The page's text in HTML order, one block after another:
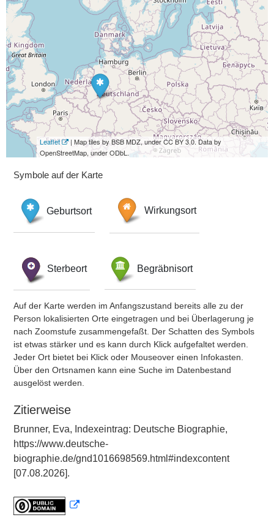
Leaflet
| Map tiles by BSB MDZ, under CC BY 3.0. Data by
OpenStreetMap, under ODbL.
Symbole auf der Karte
Geburtsort Wirkungsort
Sterbeort Begräbnisort
Auf der Karte werden im Anfangszustand bereits alle zu der
Person lokalisierten Orte eingetragen und bei Überlagerung je
nach Zoomstufe zusammengefaßt. Der Schatten des Symbols
ist etwas stärker und es kann durch Klick aufgefaltet werden.
Jeder Ort bietet bei Klick oder Mouseover einen Infokasten.
Über den Ortsnamen kann eine Suche im Datenbestand
ausgelöst werden.
Zitierweise
Brunner, Eva, Indexeintrag: Deutsche Biographie,
https://www.deutsche-
biographie.de/gnd1016698569.html#indexcontent
[07.08.2026].